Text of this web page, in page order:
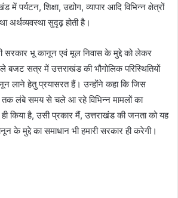
पर्यटन, शिक्षा, उद्योग, व्यापार आदि विभिन्न क्षेत्रों
अर्थव्यवस्था सुदृढ़ होती है।
सरकार भू कानून एवं मूल निवास के मुद्दे को लेकर
सत्र में उत्तराखंड की भौगोलिक परिस्थितियों
हेतु प्रयासरत हैं। उन्होंने कहा कि जिस
तक लंबे समय से चले आ रहे विभिन्न मामलों का
ही किया है, उसी प्रकार मैं, उत्तराखंड की जनता को यह
के मुद्दे का समाधान भी हमारी सरकार ही करेगी।